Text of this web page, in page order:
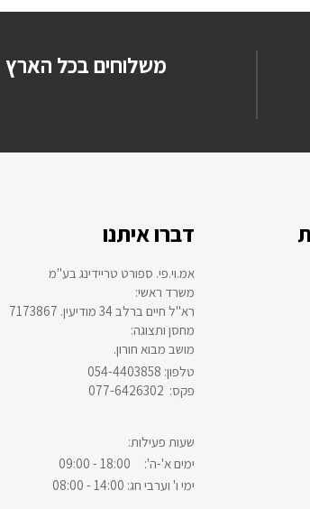
משלוחים בכל הארץ
דברו איתנו
אמ.וי.פי. ספורט טריידינג בע"מ
:משרד ראשי
רא"ל חיים ברלב 34 מודיעין. 7173867
:מחסן ותצוגה
.מושב מבוא חורון
054-4403858 :טלפון
077-6426302 :פקס
:שעות פעילות
ימים א'-ה': 18:00 - 09:00
ימי ו' וערבי חג: 14:00 - 08:00